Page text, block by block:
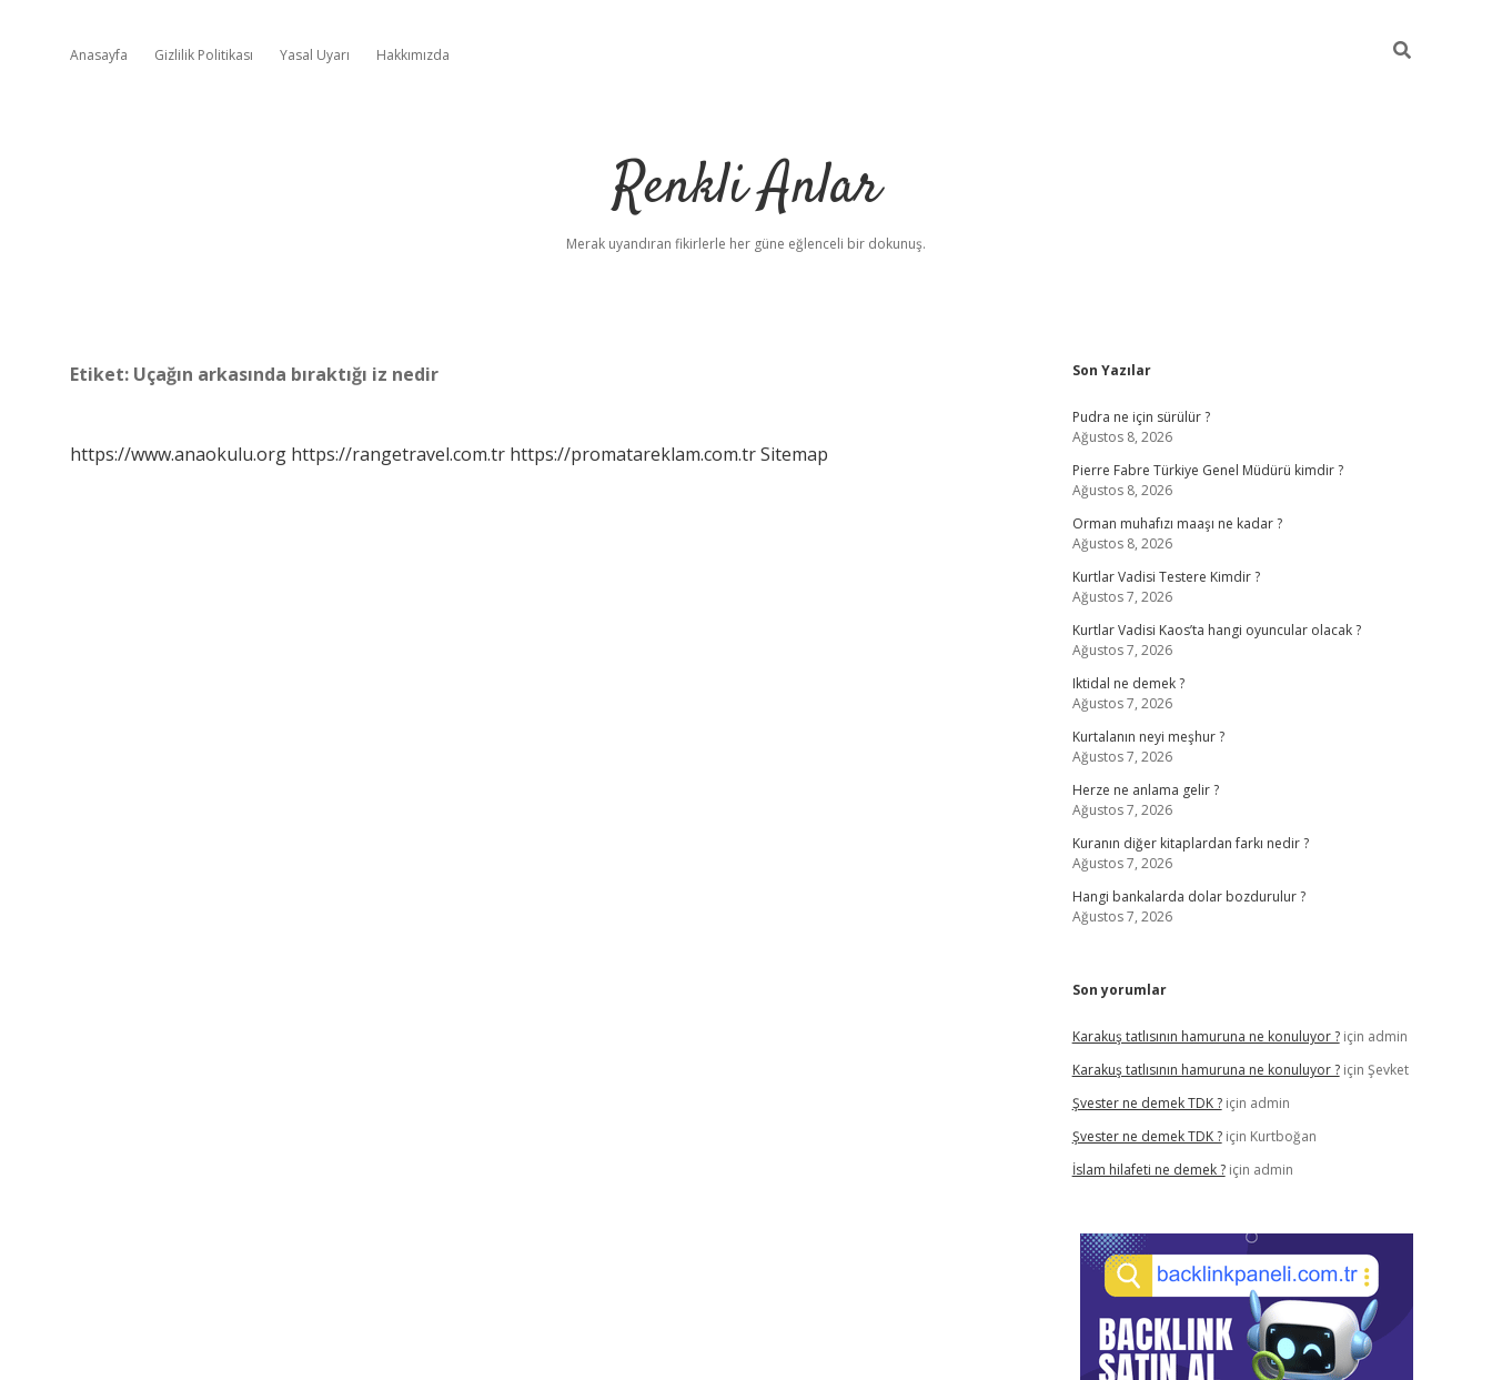
Anasayfa Gizlilik Politikası Yasal Uyarı Hakkımızda
Renkli Anlar
Merak uyandıran fikirlerle her güne eğlenceli bir dokunuş.
Etiket: Uçağın arkasında bıraktığı iz nedir
https://www.anaokulu.org https://rangetravel.com.tr https://promatareklam.com.trSitemap
Sidebar
Son Yazılar
Pudra ne için sürülür ?
Ağustos 8, 2026
Pierre Fabre Türkiye Genel Müdürü kimdir ?
Ağustos 8, 2026
Orman muhafızı maaşı ne kadar ?
Ağustos 8, 2026
Kurtlar Vadisi Testere Kimdir ?
Ağustos 7, 2026
Kurtlar Vadisi Kaos’ta hangi oyuncular olacak ?
Ağustos 7, 2026
Iktidal ne demek ?
Ağustos 7, 2026
Kurtalanın neyi meşhur ?
Ağustos 7, 2026
Herze ne anlama gelir ?
Ağustos 7, 2026
Kuranın diğer kitaplardan farkı nedir ?
Ağustos 7, 2026
Hangi bankalarda dolar bozdurulur ?
Ağustos 7, 2026
Son yorumlar
Karakuş tatlısının hamuruna ne konuluyor ?için admin
Karakuş tatlısının hamuruna ne konuluyor ?için Şevket
Şvester ne demek TDK ?için admin
Şvester ne demek TDK ?için Kurtboğan
İslam hilafeti ne demek ?için admin